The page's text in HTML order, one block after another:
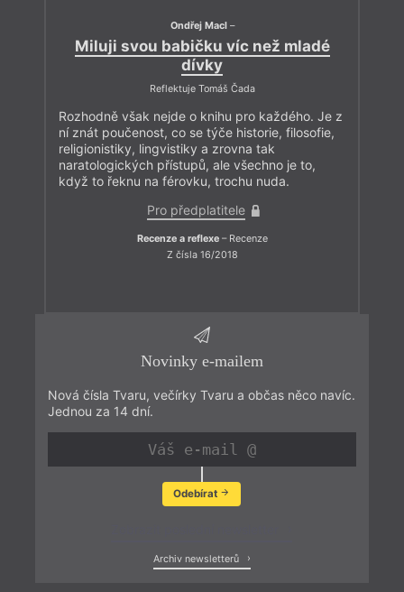
Ondřej Macl –
Miluji svou babičku víc než mladé
dívky
Reflektuje Tomáš Čada
Rozhodně však nejde o knihu pro každého. Je z
ní znát poučenost, co se týče historie, filosofie,
religionistiky, lingvistiky a zrovna tak
naratologických přístupů, ale všechno je to,
když to řeknu na férovku, trochu nuda.
Pro předplatitele
Recenze a reflexe– Recenze
Z čísla 16/2018
Novinky e-mailem
Nová čísla Tvaru, večírky Tvaru a občas něco navíc.
Jednou za 14 dní.
Odebírat
Archiv newsletterů